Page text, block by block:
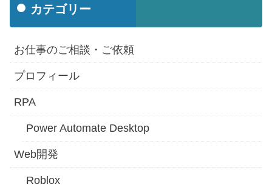
カテゴリー
お仕事のご相談・ご依頼
プロフィール
RPA
Power Automate Desktop
Web開発
Roblox